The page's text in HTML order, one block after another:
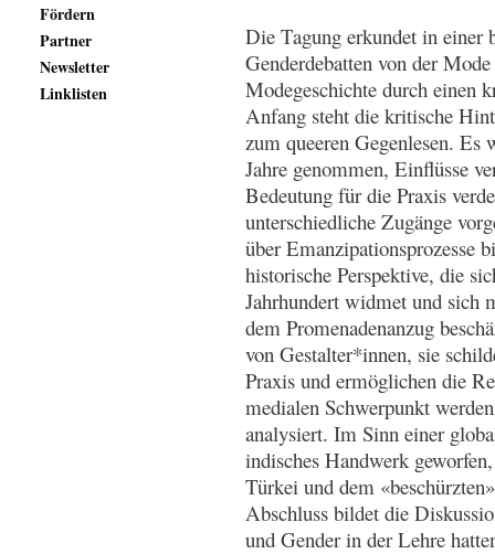
Die Tagung erkundet in einer
Genderdebatten von der
Modegeschichte durch einen
Anfang steht die kritische
zum queeren Gegenlesen.
Jahre genommen, Einflüsse
Bedeutung für die Praxis
unterschiedliche Zugänge
über Emanzipationsprozesse
historische Perspektive, die
Jahrhundert widmet und sich
dem Promenadenanzug
von Gestalter*innen, sie
Praxis und ermöglichen die
medialen Schwerpunkt
analysiert. Im Sinn einer
indisches Handwerk
Türkei und dem
Abschluss bildet die
und Gender in der Lehre
Fördern
Partner
Newsletter
Linklisten